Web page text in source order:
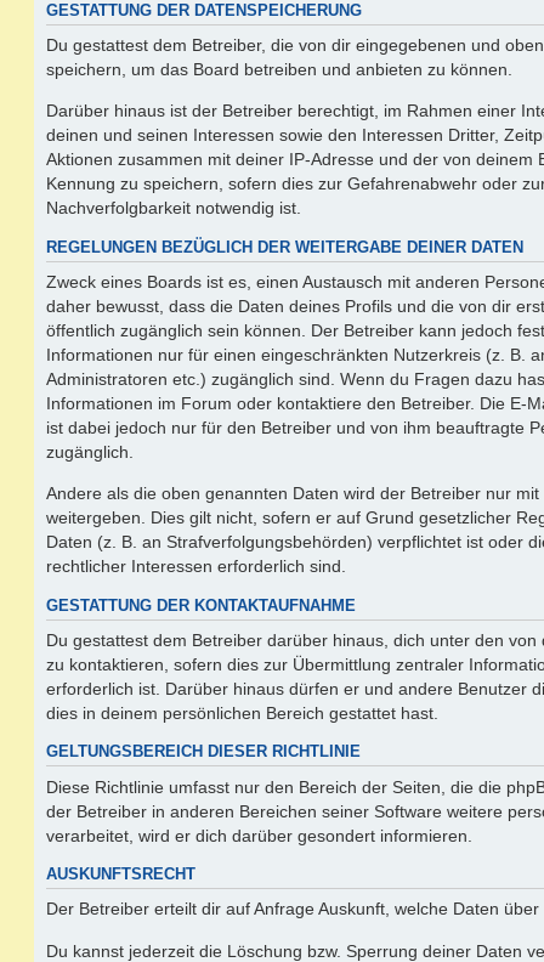
GESTATTUNG DER DATENSPEICHERUNG
Du gestattest dem Betreiber, die von dir eingegebenen und
speichern, um das Board betreiben und anbieten zu können.
Darüber hinaus ist der Betreiber berechtigt, im Rahmen einer
deinen und seinen Interessen sowie den Interessen Dritter,
Aktionen zusammen mit deiner IP-Adresse und der von deinem
Kennung zu speichern, sofern dies zur Gefahrenabwehr oder
Nachverfolgbarkeit notwendig ist.
REGELUNGEN BEZÜGLICH DER WEITERGABE DEINER DATEN
Zweck eines Boards ist es, einen Austausch mit anderen
daher bewusst, dass die Daten deines Profils und die von dir
öffentlich zugänglich sein können. Der Betreiber kann jedoch
Informationen nur für einen eingeschränkten Nutzerkreis (z. B.
Administratoren etc.) zugänglich sind. Wenn du Fragen dazu
Informationen im Forum oder kontaktiere den Betreiber. Die E-
ist dabei jedoch nur für den Betreiber und von ihm beauftragte
zugänglich.
Andere als die oben genannten Daten wird der Betreiber nur
weitergeben. Dies gilt nicht, sofern er auf Grund gesetzlicher
Daten (z. B. an Strafverfolgungsbehörden) verpflichtet ist oder
rechtlicher Interessen erforderlich sind.
GESTATTUNG DER KONTAKTAUFNAHME
Du gestattest dem Betreiber darüber hinaus, dich unter den
zu kontaktieren, sofern dies zur Übermittlung zentraler
erforderlich ist. Darüber hinaus dürfen er und andere Benutzer
dies in deinem persönlichen Bereich gestattet hast.
GELTUNGSBEREICH DIESER RICHTLINIE
Diese Richtlinie umfasst nur den Bereich der Seiten, die die
der Betreiber in anderen Bereichen seiner Software weitere
verarbeitet, wird er dich darüber gesondert informieren.
AUSKUNFTSRECHT
Der Betreiber erteilt dir auf Anfrage Auskunft, welche Daten
Du kannst jederzeit die Löschung bzw. Sperrung deiner Daten